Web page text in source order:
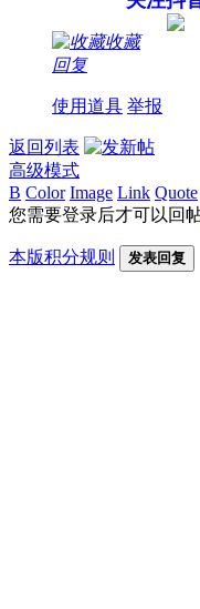
收藏
回复
使用道具 举报
返回列表
高级模式
B Color Image Link Quote
您需要登录后才可以回
本版积分规则 发表回复